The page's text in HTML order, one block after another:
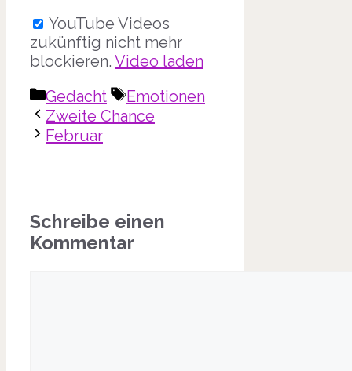
YouTube Videos
zukünftig nicht mehr
blockieren. Video laden
Kategorien
Gedacht Schlagwörter
Emotionen
Zweite Chance
Februar
Schreibe einen
Kommentar